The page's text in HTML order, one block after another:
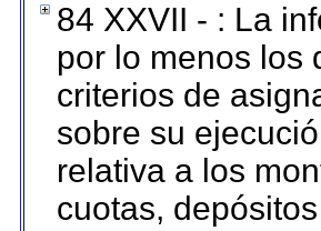
84 XXVII - : La
por lo menos los
criterios de
sobre su
relativa a los
cuotas,